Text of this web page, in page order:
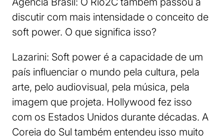
discutir com mais intensidade o conceito de
soft power. O que significa isso?
Lazarini: Soft power é a capacidade de um
país influenciar o mundo pela cultura, pela
arte, pelo audiovisual, pela música, pela
imagem que projeta. Hollywood fez isso
com os Estados Unidos durante décadas. A
Coreia do Sul também entendeu isso muito